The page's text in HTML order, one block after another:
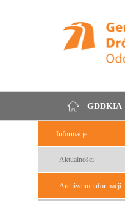
GDDKIA
Informacje
Aktualności
Archiwum informacji